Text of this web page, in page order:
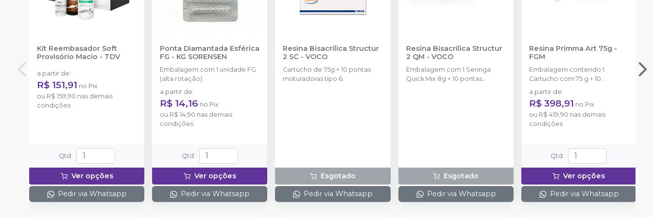
Kit Reembasador Soft
Provisório Macio - TDV
a partir de:
R$ 151,91 no Pix
ou R$ 159,90 nas demais
condições
Qtd :
Ver opções
Pedir via Whatsapp
Ponta Diamantada Esférica
FG - KG SORENSEN
Embalagem com 1 unidade FG
(alta rotação).
a partir de:
R$ 14,16 no Pix
ou R$ 14,90 nas demais
condições
Qtd :
Ver opções
Pedir via Whatsapp
Resina Bisacrílica Structur
2 SC -VOCO
Cartucho de 75g + 10 pontas
misturadoras tipo 6.
Esgotado
Pedir via Whatsapp
Resina Bisacrílica Structur
2 QM - VOCO
Embalagem com 1 Seringa
Quick Mix 8g + 10 pontas
Esgotado
Pedir via Whatsapp
Resina Primma Art 75g -
FGM
Embalagem contendo 1
Cartucho com 75 g + 10
ponteiras de automistura
a partir de:
R$ 398,91 no Pix
ou R$ 419,90 nas demais
condições
Qtd :
Ver opções
Pedir via Whatsapp